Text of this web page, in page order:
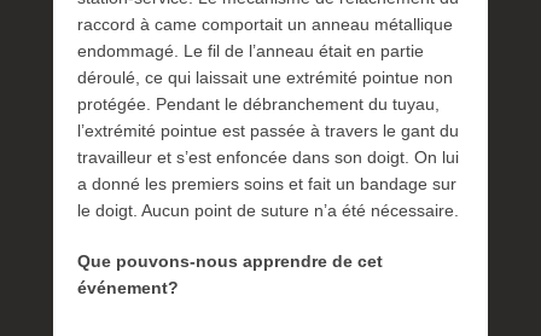
raccord à came comportait un anneau métallique
endommagé. Le fil de l’anneau était en partie
déroulé, ce qui laissait une extrémité pointue non
protégée. Pendant le débranchement du tuyau,
l’extrémité pointue est passée à travers le gant du
travailleur et s’est enfoncée dans son doigt. On lui
a donné les premiers soins et fait un bandage sur
le doigt. Aucun point de suture n’a été nécessaire.
Que pouvons-nous apprendre de cet
événement?